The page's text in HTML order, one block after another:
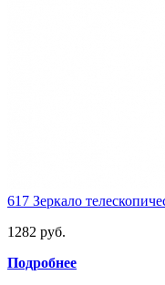
617 Зеркало
1282 руб.
Подробнее